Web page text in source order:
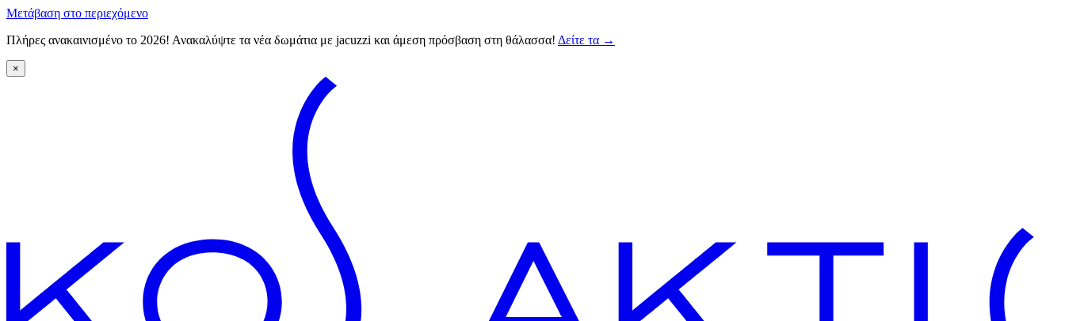
Μετάβαση στο περιεχόμενο
Πλήρες ανακαινισμένο το 2026! Ανακαλύψτε τα νέα δωμάτια με jacuzzi και άμεση πρόσβαση στη θάλασσα! Δείτε τα →
×